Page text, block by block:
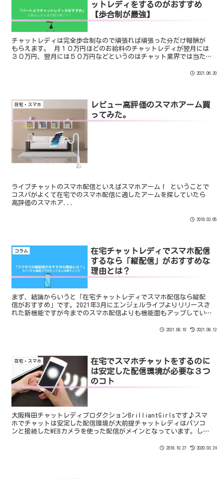
ットレディをするのがおすすめ
【歩合制が最強】
チャットレディは完全歩合制なので頑張れば頑張った分だけ報酬が
もらえます。 月１０万円ほどのお給料のチャットレディが翌月には
３０万円、翌月には５０万円などというのはチャット業界では当た
証されないということですが時給1000円を下回ることはほとんどあ2021.06.20
在宅・スマホ
レビュー高評価のスマホアーム買
ってみた。
ライブチャットのスマホ配信といえばスマホアーム！ ということで
コスパがよくて在宅でのスマホ配信に適したアームを探していたら
高評価のスマホア...
2018.02.05
コラム
在宅チャットレディでスマホ配信
するなら「縦配信」がおすすめな
理由とは？
まず、結論からいうと「在宅チャットレディでスマホ配信なら縦配
信がおすすめ」です。2021年3月にエンジェルライブよりリリースさ
れた新機能ですが今までのスマホ配信よりも機能面もアップしてい
2021.08.10 2021.08.12
在宅・スマホ
在宅でスマホチャットをするのに
は安定した配信環境が必要な３つ
のコト
大阪梅田チャットレディプロダクションBrilliantGirlsです♪スマ
ホでチャットは安定した配信環境が大前提チャットレディはパソコ
ンと接続したWEBカメラを使った配信がメインとなっています。しか
2018.10.27 2020.03.24